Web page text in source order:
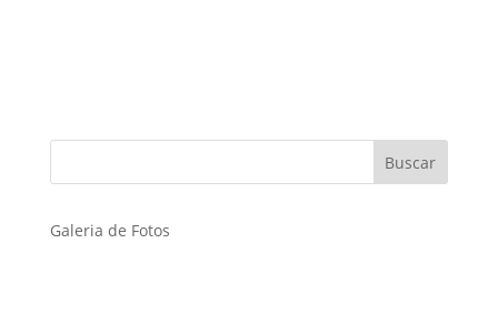
Galeria de Fotos